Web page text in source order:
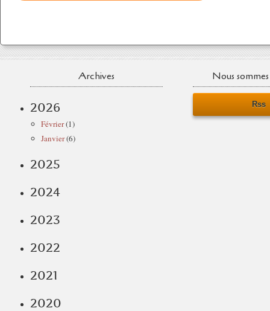
Archives
2026
Février(1)
Janvier(6)
2025
2024
2023
2022
2021
2020
Nous
Rss